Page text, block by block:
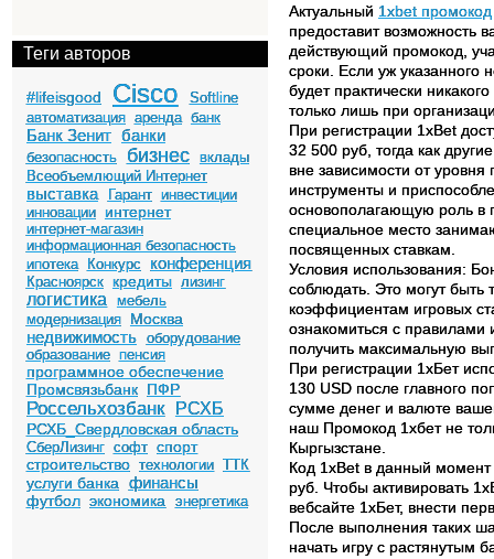
Теги авторов
#lifeisgood Cisco
Softline
автоматизация аренда банк
Банк Зенит банки
безопасность бизнес
вклады
Всеобъемлющий Интернет
выставка Гарант инвестиции
инновации
интернет
интернет-магазин
информационная безопасность
ипотека
Конкурс конференция
Красноярск кредиты лизинг
логистика
мебель
модернизация
Москва
недвижимость оборудование
образование пенсия
программное обеспечение
Промсвязьбанк ПФР
Россельхозбанк РСХБ
РСХБ_Свердловская область
СберЛизинг софт спорт
строительство технологии ТТК
услуги банка финансы
футбол экономика энергетика
Актуальный 1xbet
предоставит возможность
действующий промокод,
сроки. Если уж указанного
будет практически
только лишь при
При регистрации 1xBet
32 500 руб, тогда как
вне зависимости от
инструменты и
основополагающую роль в
специальное место
посвященных ставкам.
Условия использования:
соблюдать. Это могут
коэффициентам игровых
ознакомиться с правилами
получить максимальную
При регистрации 1хБет
130 USD после главного
сумме денег и валюте
наш Промокод 1хбет не
Кыргызстане.
Код 1xBet в данный
руб. Чтобы активировать
вебсайте 1хБет, внести
После выполнения таких
начать игру с растянутым